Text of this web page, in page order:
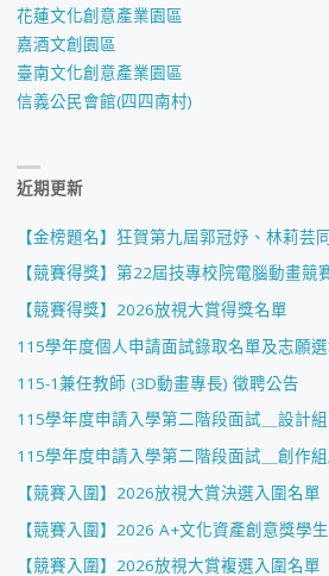
花蓮文化創意產業園區
嘉酒文創園區
臺南文化創意產業園區
信義公民會館(四四南村)
近期更新
【金榜題名】狂賀第九屆郭冠妤、林莉芸
【競賽得獎】第22屆技專校院電腦動畫競
【競賽得獎】2026放視大賞得獎名單
115學年度個人申請面試錄取名單及志願
115-1兼任教師 (3D動畫專長) 徵聘公告
115學年度申請入學第二階段面試＿設計
115學年度申請入學第二階段面試＿創作
【競賽入圍】2026放視大賞決選入圍名單
【競賽入圍】2026 A+文化資產創意獎學
【競賽入圍】2026放視大賞複選入圍名單